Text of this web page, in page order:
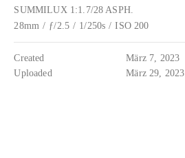
SUMMILUX 1:1.7/28 ASPH.
28mm / ƒ/2.5 / 1/250s / ISO 200
Created
März 7, 2023
Uploaded
März 29, 2023